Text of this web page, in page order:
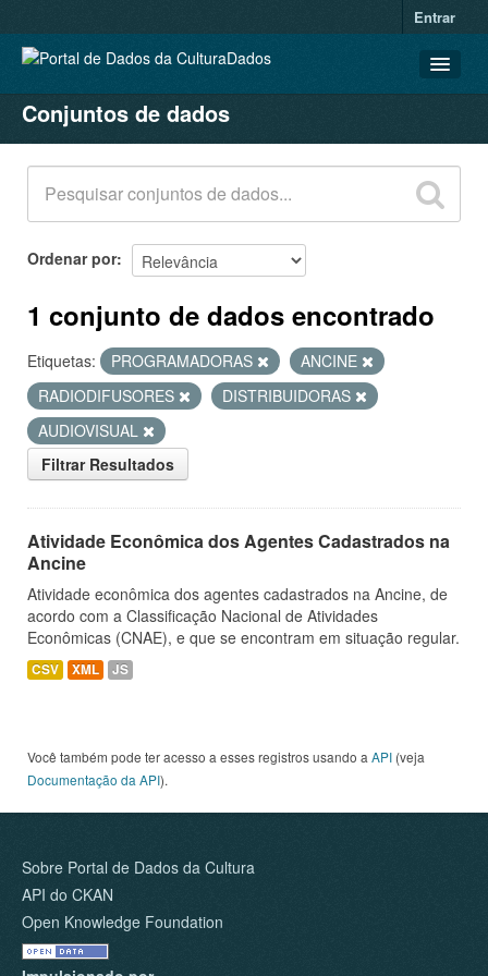
Entrar
CONJUNTOS DE DADOS
ORGANIZAÇÕES
GRUPOS
SOBRE
Conjuntos de dados
Ordenar por
1 conjunto de dados encontrado
Etiquetas: PROGRAMADORAS
ANCINE
RADIODIFUSORES
DISTRIBUIDORAS
AUDIOVISUAL
Filtrar Resultados
Atividade Econômica dos Agentes Cadastrados na
Ancine
Atividade econômica dos agentes cadastrados na Ancine, de
acordo com a Classificação Nacional de Atividades
Econômicas (CNAE), e que se encontram em situação regular.
CSV XML JS
Você também pode ter acesso a esses registros usando a API (veja
Documentação da API).
Sobre Portal de Dados da Cultura
API do CKAN
Open Knowledge Foundation